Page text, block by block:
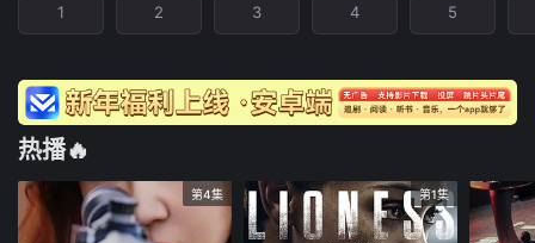
1 2 3 4 5
热播🔥
第4集 第1集